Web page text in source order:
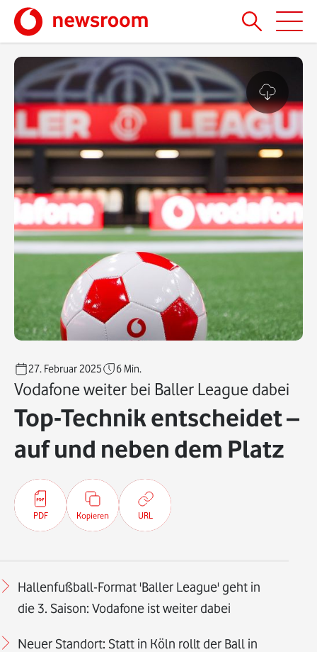
27. Februar 2025 6 Min.
Vodafone weiter bei Baller League dabei
Top-Technik entscheidet –
auf und neben dem Platz
PDF Kopieren URL
Hallenfußball-Format 'Baller League' geht in
die 3. Saison: Vodafone ist weiter dabei
Neuer Standort: Statt in Köln rollt der Ball in